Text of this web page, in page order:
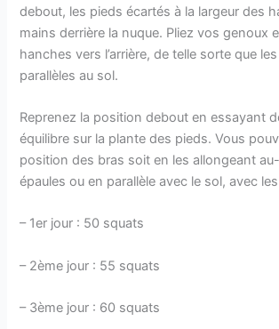
debout, les pieds écartés à la largeur des
mains derrière la nuque. Pliez vos genoux
hanches vers l’arrière, de telle sorte que
parallèles au sol.
Reprenez la position debout en essayant
équilibre sur la plante des pieds. Vous
position des bras soit en les allongeant
épaules ou en parallèle avec le sol, avec
– 1er jour : 50 squats
– 2ème jour : 55 squats
– 3ème jour : 60 squats